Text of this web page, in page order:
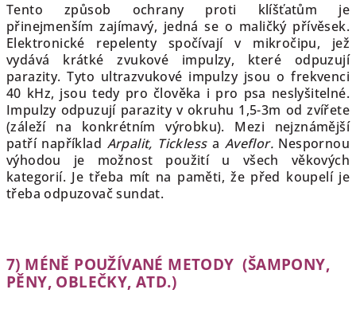
Tento způsob ochrany proti klíšťatům je
přinejmenším zajímavý, jedná se o maličký přívěsek.
Elektronické repelenty spočívají v mikročipu, jež
vydává krátké zvukové impulzy, které odpuzují
parazity. Tyto ultrazvukové impulzy jsou o frekvenci
40 kHz, jsou tedy pro člověka i pro psa neslyšitelné.
Impulzy odpuzují parazity v okruhu 1,5-3m od zvířete
(záleží na konkrétním výrobku). Mezi nejznámější
patří například Arpalit, Ticklessa Aveflor.Nespornou
výhodou je možnost použití u všech věkových
kategorií. Je třeba mít na paměti, že před koupelí je
třeba odpuzovač sundat.
7) MÉNĚ POUŽÍVANÉ METODY (ŠAMPONY,
PĚNY, OBLEČKY, ATD.)